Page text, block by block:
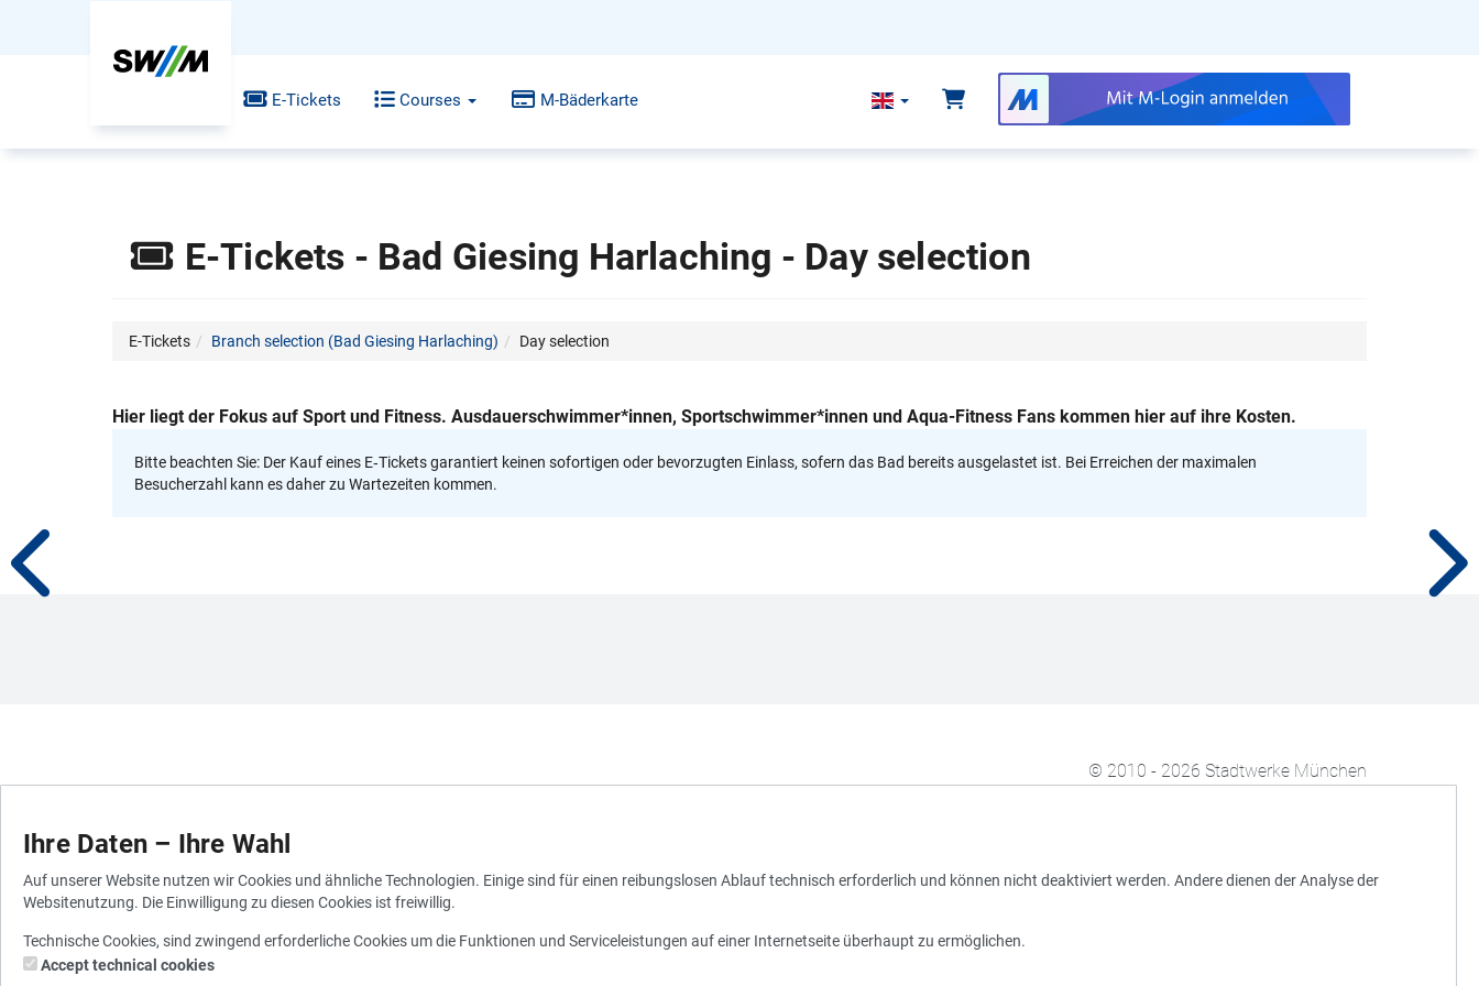
E-Tickets Courses M-Bäderkarte
E-Tickets - Bad Giesing Harlaching - Day selection
E-Tickets Branch selection (Bad Giesing Harlaching) Day selection
Hier liegt der Fokus auf Sport und Fitness. Ausdauerschwimmer*innen, Sportschwimmer*innen und Aqua-Fitness Fans kommen hier auf ihre Kosten.
Bitte beachten Sie: Der Kauf eines E‑Tickets garantiert keinen sofortigen oder bevorzugten Einlass, sofern das Bad bereits ausgelastet ist. Bei Erreichen der maximalen
Besucherzahl kann es daher zu Wartezeiten kommen.
© 2010 - 2026 Stadtwerke München
Ihre Daten – Ihre Wahl
Auf unserer Website nutzen wir Cookies und ähnliche Technologien. Einige sind für einen reibungslosen Ablauf technisch erforderlich und können nicht deaktiviert werden. Andere dienen der Analyse der
Websitenutzung. Die Einwilligung zu diesen Cookies ist freiwillig.
Technische Cookies, sind zwingend erforderliche Cookies um die Funktionen und Serviceleistungen auf einer Internetseite überhaupt zu ermöglichen.
Accept technical cookies